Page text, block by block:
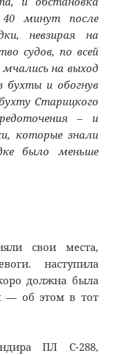
40 минут после
невзирая на
судов, по всей
на выход
бухты и обогнув
Старицкого
– и
которые знали
было меньше
свои места,
наступила
должна была
— об этом в тот
ПЛ С-288,